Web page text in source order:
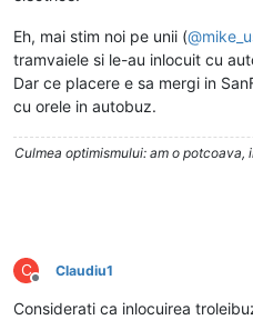
Eh, mai stim noi pe unii (@
tramvaiele si le-au inlocuit cu
Dar ce placere e sa mergi in
cu orele in autobuz.
Culmea optimismului: am o potcoava,
C
Deconectat
Claudiu1
Considerati ca inlocuirea